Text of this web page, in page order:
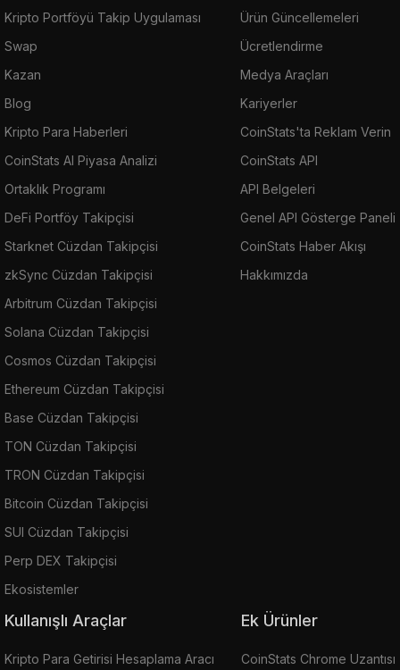
Kripto Portföyü Takip Uygulaması
Swap
Kazan
Blog
Kripto Para Haberleri
CoinStats AI Piyasa Analizi
Ortaklık Programı
DeFi Portföy Takipçisi
Starknet Cüzdan Takipçisi
zkSync Cüzdan Takipçisi
Arbitrum Cüzdan Takipçisi
Solana Cüzdan Takipçisi
Cosmos Cüzdan Takipçisi
Ethereum Cüzdan Takipçisi
Base Cüzdan Takipçisi
TON Cüzdan Takipçisi
TRON Cüzdan Takipçisi
Bitcoin Cüzdan Takipçisi
SUI Cüzdan Takipçisi
Perp DEX Takipçisi
Ekosistemler
Ürün Güncellemeleri
Ücretlendirme
Medya Araçları
Kariyerler
CoinStats'ta Reklam Verin
CoinStats API
API Belgeleri
Genel API Gösterge Paneli
CoinStats Haber Akışı
Hakkımızda
Kullanışlı Araçlar
Kripto Para Getirisi Hesaplama Aracı
Ek Ürünler
CoinStats Chrome Uzantısı